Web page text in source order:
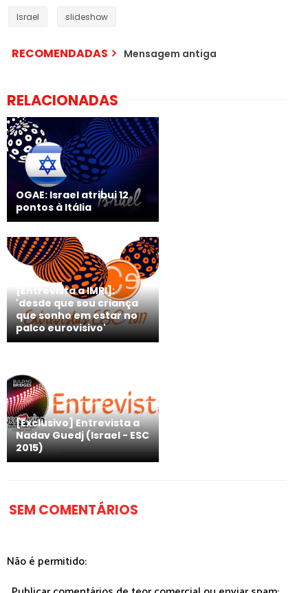
Israel slideshow
RECOMENDADAS Mensagem antiga
RELACIONADAS
OGAE: Israel atribui 12
pontos à Itália
[Entrevista a IMRI]:
'desde que sou criança
que sonho em estar no
palco eurovisivo'
[Exclusivo] Entrevista a
Nadav Guedj (Israel - ESC
2015)
SEM COMENTÁRIOS
Não é permitido: